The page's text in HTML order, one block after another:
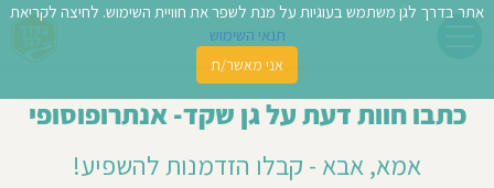
כתבו חוות דעת על גן שקד- אנתרופוסופי
אמא, אבא - קבלו הזדמנות להשפיע!
אתר בדרך לגן משתמש בעוגיות על מנת לשפר את חוויית השימוש. לחיצה לקריאת
תנאי השימוש
אני מאשר/ת